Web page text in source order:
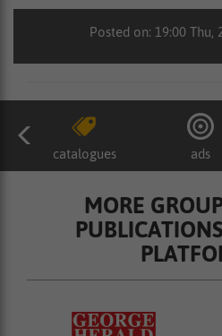
Posted on: 19:00 Thu,
catalogues ads
MORE